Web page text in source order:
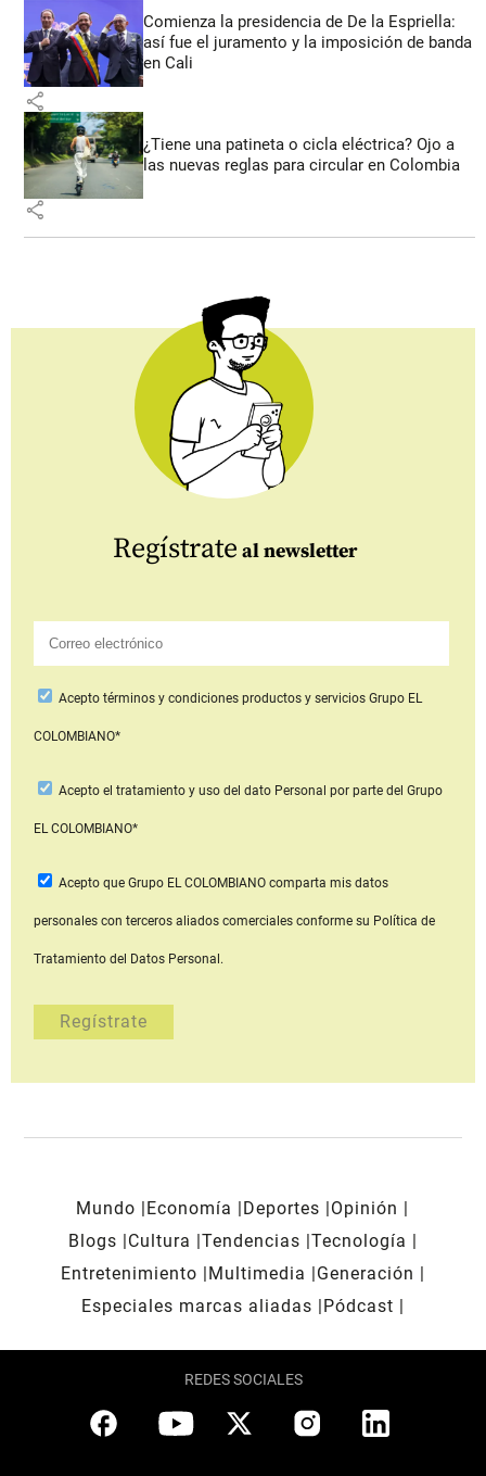
Comienza la presidencia de De la Espriella:
así fue el juramento y la imposición de banda
en Cali
share
¿Tiene una patineta o cicla eléctrica? Ojo a
las nuevas reglas para circular en Colombia
share
Regístrate al newsletter
Aceptotérminos y condiciones productos y serviciosGrupo EL
COLOMBIANO*
Acepto el tratamiento y uso del dato Personal por parte del Grupo
EL COLOMBIANO*
Acepto que Grupo EL COLOMBIANOcomparta mis datos
personales con terceros aliados comerciales conforme su Política de
Tratamiento del Datos Personal.
Mundo Economía Deportes
Opinión
Blogs
Cultura Tendencias Tecnología
Entretenimiento
Multimedia
Generación
Especiales marcas aliadas
Pódcast
REDES SOCIALES